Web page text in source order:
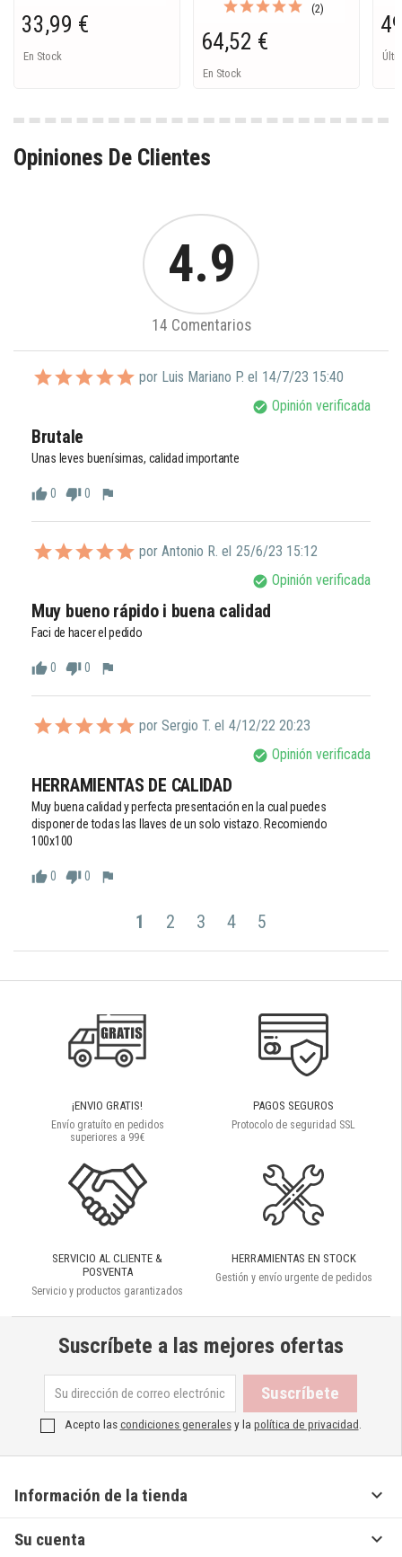
33,99 €
En Stock
(2)
64,52 €
En Stock
Opiniones De Clientes
4.9
14 Comentarios
por Luis Mariano P. el 14/7/23 15:40
check_circle Opinión verificada
Brutale
Unas leves buenísimas, calidad importante
thumb_up0 thumb_down0 flag
por Antonio R. el 25/6/23 15:12
check_circle Opinión verificada
Muy bueno rápido i buena calidad
Faci de hacer el pedido
thumb_up0 thumb_down0 flag
por Sergio T. el 4/12/22 20:23
check_circle Opinión verificada
HERRAMIENTAS DE CALIDAD
Muy buena calidad y perfecta presentación en la cual puedes
disponer de todas las llaves de un solo vistazo. Recomiendo
100x100
thumb_up0 thumb_down0 flag
1 2 3 4 5
¡ENVIO GRATIS!
Envío gratuíto en pedidos
superiores a 99€
PAGOS SEGUROS
Protocolo de seguridad SSL
SERVICIO AL CLIENTE &
POSVENTA
Servicio y productos garantizados
HERRAMIENTAS EN STOCK
Gestión y envío urgente de pedidos
Suscríbete a las mejores ofertas
Acepto lascondiciones generalesy la política de privacidad
Información de la tienda 
Su cuenta 